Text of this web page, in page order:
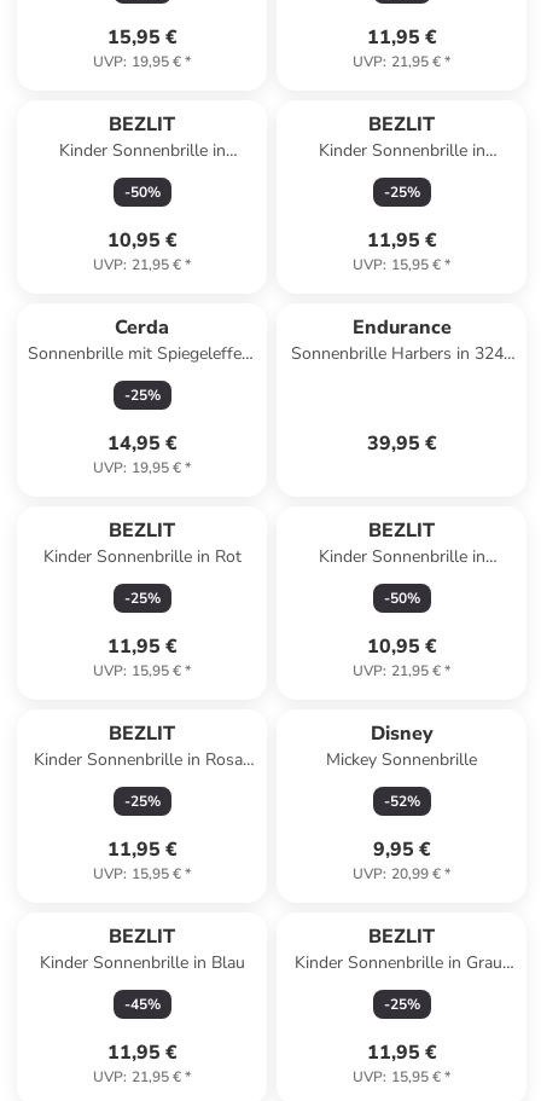
15,95 €
UVP: 19,95 €*
11,95 €
UVP: 21,95 €*
BEZLIT
Kinder Sonnenbrille in
Schwarz/Weiß
-50%
10,95 €
UVP: 21,95 €*
BEZLIT
Kinder Sonnenbrille in
Schwarz-Blau
-25%
11,95 €
UVP: 15,95 €*
Cerda
Sonnenbrille mit Spiegeleffekt
Mickey Mouse in Schwarz
-25%
14,95 €
UVP: 19,95 €*
Endurance
Sonnenbrille Harbers in 3241
39,95 €
BEZLIT
Kinder Sonnenbrille in Rot
-25%
11,95 €
UVP: 15,95 €*
BEZLIT
Kinder Sonnenbrille in
Schwarz/Rot
-50%
10,95 €
UVP: 21,95 €*
BEZLIT
Kinder Sonnenbrille in Rosa-
Schwarz
-25%
11,95 €
UVP: 15,95 €*
Disney
Mickey Sonnenbrille
-52%
9,95 €
UVP: 20,99 €*
BEZLIT
Kinder Sonnenbrille in Blau
-45%
11,95 €
UVP: 21,95 €*
BEZLIT
Kinder Sonnenbrille in Grau-
Schwarz
-25%
11,95 €
UVP: 15,95 €*